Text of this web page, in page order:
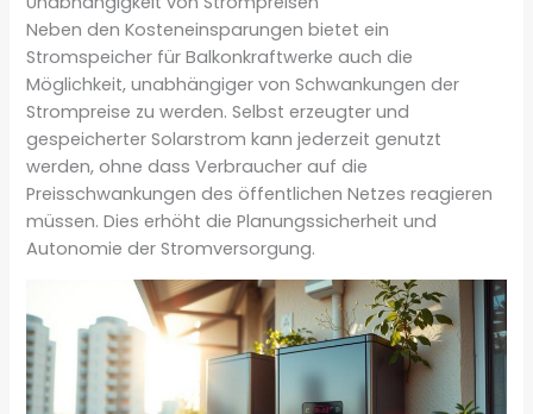
Neben den Kosteneinsparungen bietet ein
Stromspeicher für Balkonkraftwerke auch die
Möglichkeit, unabhängiger von Schwankungen der
Strompreise zu werden. Selbst erzeugter und
gespeicherter Solarstrom kann jederzeit genutzt
werden, ohne dass Verbraucher auf die
Preisschwankungen des öffentlichen Netzes reagieren
müssen. Dies erhöht die Planungssicherheit und
Autonomie der Stromversorgung.